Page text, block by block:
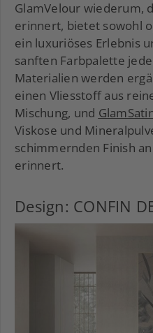
GlamVelour wiederum,
erinnert, bietet sowohl
ein luxuriöses Erlebnis
sanften Farbpalette
Materialien werden
einen Vliesstoff aus
Mischung, und
Viskose und
schimmernden Finish
erinnert.
Design: CONFIN